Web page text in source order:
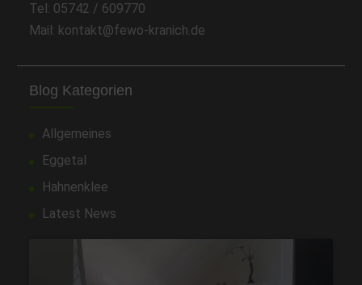
Tel: 05742 / 609770
Mail: kontakt@fewo-kranich.de
Blog Kategorien
Allgemeines
Eggetal
Hahnenklee
Latest News